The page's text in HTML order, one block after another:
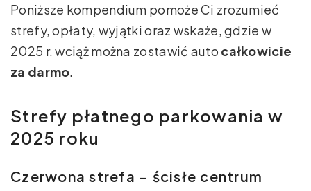
Poniższe kompendium pomoże Ci zrozumieć
strefy, opłaty, wyjątki oraz wskaże, gdzie w
2025 r. wciąż można zostawić auto całkowicie
za darmo.
Strefy płatnego parkowania w
2025 roku
Czerwona strefa – ścisłe centrum